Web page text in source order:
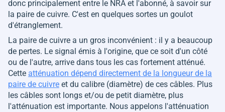
donc principalement entre le NRA et l'abonné, à savoir sur
la paire de cuivre. C'est en quelques sortes un goulot
d'étranglement.
La paire de cuivre a un gros inconvénient : il y a beaucoup
de pertes. Le signal émis à l'origine, que ce soit d'un côté
ou de l'autre, arrive dans tous les cas fortement atténué.
Cette atténuation dépend directement de la longueur de la
paire de cuivre et du calibre (diamètre) de ces câbles. Plus
les câbles sont longs et/ou de petit diamètre, plus
l'atténuation est importante. Nous appelons l'atténuation